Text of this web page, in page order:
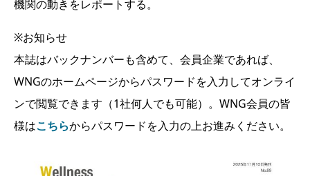
機関の動きをレポートする。
※お知らせ
本誌はバックナンバーも含めて、会員企業であれば、
WNGのホームページからパスワードを入力してオンライ
ンで閲覧できます（1社何人でも可能）。WNG会員の皆
様はこちらからパスワードを入力の上お進みください。